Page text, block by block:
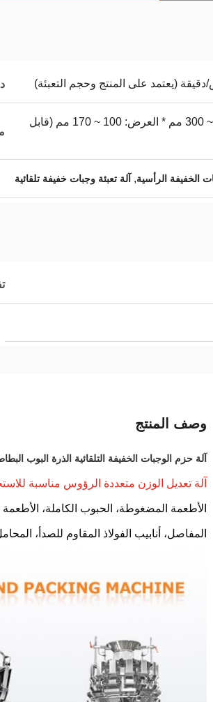
الطول: 100 ~ 300 مم * العرض: 100 ~ 170 مم (قابل
الخفيفة الرأسية, آلة تعبئة وجبات خفيفة تلقائية
وصف المنتج
آلة حزم الوجبات الخفيفة التلقائية الذرة البوب
آلة تعديل الوزن متعددة الرؤوس مناسبة
الأطعمة المضغوطة، الحبوب الكاملة، الأطعمة
المفاصل، أنابيب الفولاذ المقاوم للصدأ،